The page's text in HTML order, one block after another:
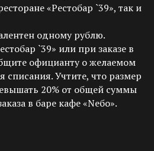
«Рестобар `39», так и
одному рублю.
`39» или при заказе в
официанту о желаемом
списания. Учтите, что размер
20% от общей суммы
в баре кафе «Nебо».